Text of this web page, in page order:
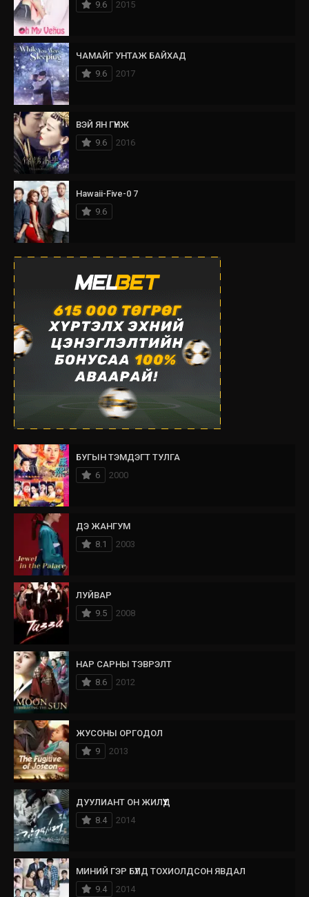
9.6 2015
ЧАМАЙГ УНТАЖ БАЙХАД
9.6
2017
ВЭЙ ЯН ГҮНЖ
9.6
2016
Hawaii-Five-0 7
9.6
БУГЫН ТЭМДЭГТ ТУЛГА
6
2000
ДЭ ЖАНГУМ
8.1
2003
ЛУЙВАР
9.5
2008
НАР САРНЫ ТЭВРЭЛТ
8.6
2012
ЖУСОНЫ ОРГОДОЛ
9
2013
ДУУЛИАНТ ОН ЖИЛҮҮД
8.4
2014
МИНИЙ ГЭР БҮЛД ТОХИОЛДСОН ЯВДАЛ
9.4
2014